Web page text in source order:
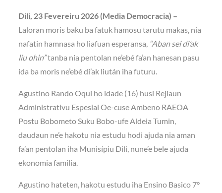
Dili, 23 Fevereiru 2026 (Media Democracia) –
Laloran moris baku ba fatuk hamosu tarutu makas, nia
nafatin hamnasa ho liafuan esperansa, “Aban sei di’ak
liu ohin”tanba nia pentolan ne’ebé fa’an hanesan pasu
ida ba moris ne’ebé di’ak liután iha futuru.
Agustino Rando Oqui ho idade (16) husi Rejiaun
Administrativu Espesial Oe-cuse Ambeno RAEOA
Postu Bobometo Suku Bobo-ufe Aldeia Tumin,
daudaun ne’e hakotu nia estudu hodi ajuda nia aman
fa’an pentolan iha Munisípiu Dili, nune’e bele ajuda
ekonomia familia.
Agustino hateten, hakotu estudu iha Ensino Basico 7°